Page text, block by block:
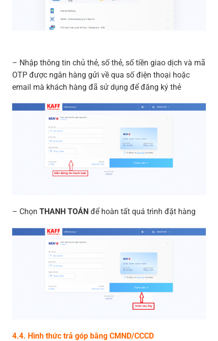
– Nhập thông tin chủ thẻ, số thẻ, số tiền giao dịch và mã
OTP được ngân hàng gửi về qua số điện thoại hoặc
email mà khách hàng đã sử dụng để đăng ký thẻ
– Chọn THANH TOÁN để hoàn tất quá trình đặt hàng
4.4. Hình thức trả góp bằng CMND/CCCD